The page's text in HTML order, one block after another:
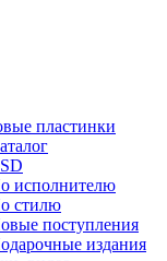
пластинки
исполнителю
стилю
поступления
издания